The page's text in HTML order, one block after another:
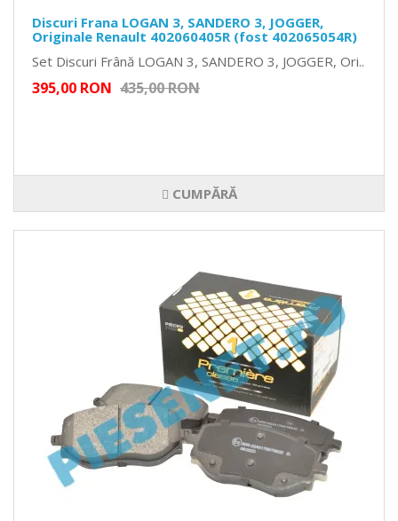
Discuri Frana LOGAN 3, SANDERO 3, JOGGER,
Originale Renault 402060405R (fost 402065054R)
Set Discuri Frână LOGAN 3, SANDERO 3, JOGGER, Ori..
395,00 RON 435,00 RON
CUMPĂRĂ